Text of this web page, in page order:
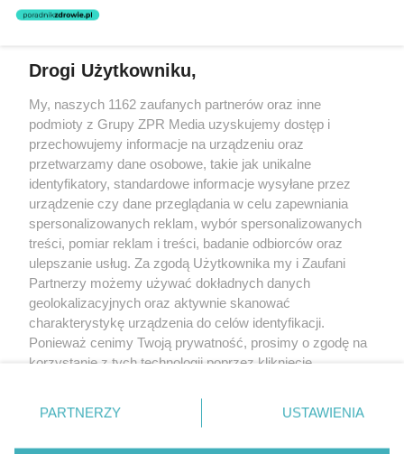
odsłania problem polskiej ochrony
rozpowszechniany lub dalej rozpowszechniany w jakikolwiek sposób
(w tym także elektroniczny lub mechaniczny) na jakimkolwiek polu
eksploatacji w jakiejkolwiek formie, włącznie z umieszczaniem w
Internecie bez pisemnej zgody właściciela praw. Jakiekolwiek użycie
lub wykorzystanie utworów w całości lub w części z naruszeniem
prawa, tzn. bez właściwej zgody, jest zabronione pod groźbą kary i
może być ścigane prawnie.
O nas
Informacje prawne
Nasze serwisy
Drogi Użytkowniku,
My, naszych 1162 zaufanych partnerów oraz inne
podmioty z Grupy ZPR Media uzyskujemy dostęp i
przechowujemy informacje na urządzeniu oraz
przetwarzamy dane osobowe, takie jak unikalne
identyfikatory, standardowe informacje wysyłane przez
urządzenie czy dane przeglądania w celu zapewniania
spersonalizowanych reklam, wybór spersonalizowanych
treści, pomiar reklam i treści, badanie odbiorców oraz
ulepszanie usług. Za zgodą Użytkownika my i Zaufani
Partnerzy możemy używać dokładnych danych
geolokalizacyjnych oraz aktywnie skanować
charakterystykę urządzenia do celów identyfikacji.
Ponieważ cenimy Twoją prywatność, prosimy o zgodę na
korzystanie z tych technologii poprzez kliknięcie
zmienić/wycofać klikając przycisk ustawień prywatności
znajdujący się w lewym dolnym rogu strony
rodzaje przetwarzania danych nie wymagają zgody
PARTNERZY USTAWIENIA